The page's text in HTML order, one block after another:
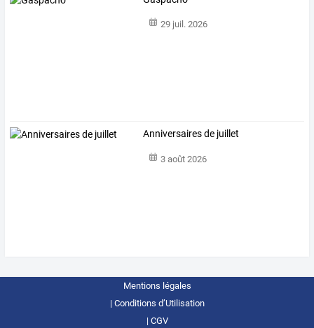
29 juil. 2026
Anniversaires de juillet
3 août 2026
Mentions légales
Conditions d’Utilisation
CGV